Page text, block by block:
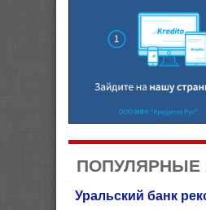
ПОПУЛЯРНЫЕ
Уральский банк